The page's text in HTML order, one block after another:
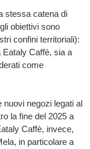
stessa catena di
obiettivi sono
confini territoriali):
Eataly Caffè, sia a
come
nuovi negozi legati al
la fine del 2025 a
Caffè, invece,
in particolare a